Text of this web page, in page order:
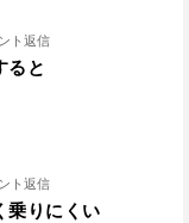
ト返信
ると
ト返信
乗りにくい